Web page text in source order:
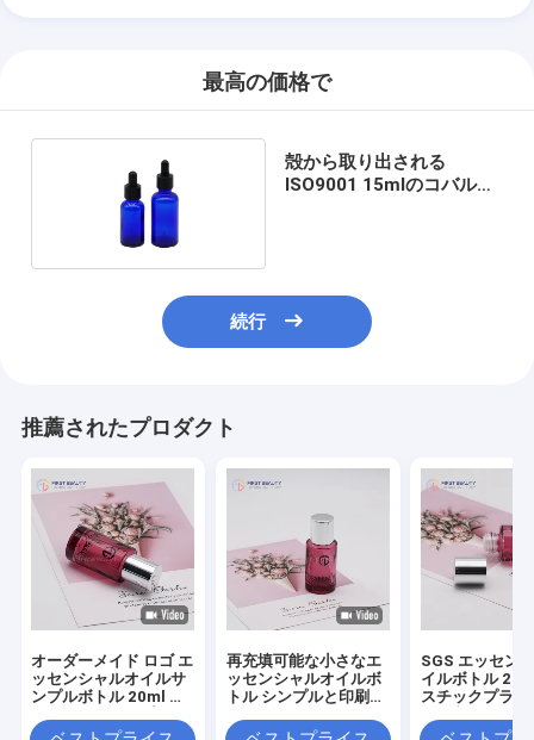
最高の価格で
殻から取り出される
ISO9001 15mlのコバルト
続行
推薦されたプロダクト
オーダーメイド ロゴ エ
ッセンシャルオイルサ
ンプルボトル 20ml ド
再充填可能な小さなエ
ッセンシャルオイルボ
トル シンプルと印刷表
SGS エッセン
イルボトル
スチックプラグ